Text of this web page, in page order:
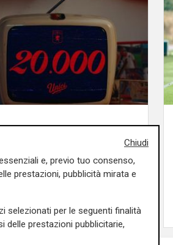
sprint abbonamenti:
quota 20mila rinnovi
05/08/2026
di F.S.
Chiudi
e, previo tuo consenso,
prestazioni, pubblicità mirata e
selezionati per le seguenti finalità
delle prestazioni pubblicitarie,